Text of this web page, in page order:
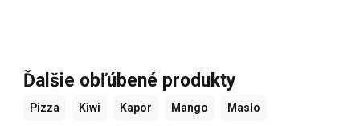
Ďalšie obľúbené produkty
Pizza Kiwi Kapor Mango Maslo